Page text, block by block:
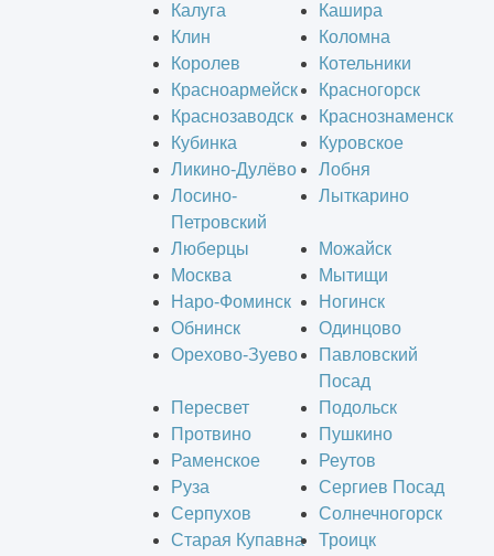
Калуга
Кашира
Клин
Коломна
Королев
Котельники
Красноармейск
Красногорск
Краснозаводск
Краснознаменск
Кубинка
Куровское
Ликино-Дулёво
Лобня
Лосино-
Петровский
Лыткарино
Люберцы
Можайск
Москва
Мытищи
Наро-Фоминск
Ногинск
Обнинск
Одинцово
Орехово-Зуево
Павловский
Посад
Пересвет
Подольск
Протвино
Пушкино
Раменское
Реутов
Руза
Сергиев Посад
Серпухов
Солнечногорск
Старая Купавна
Троицк